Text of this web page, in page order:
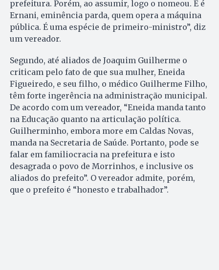
prefeitura. Porém, ao assumir, logo o nomeou. E é
Ernani, eminência parda, quem opera a máquina
pública. É uma espécie de primeiro-ministro”, diz
um vereador.
Segundo, até aliados de Joaquim Guilherme o
criticam pelo fato de que sua mulher, Eneida
Figueiredo, e seu filho, o médico Guilherme Filho,
têm forte ingerência na administração municipal.
De acordo com um vereador, “Eneida manda tanto
na Educação quanto na articulação política.
Guilherminho, embora more em Caldas Novas,
manda na Secretaria de Saúde. Portanto, pode se
falar em familiocracia na prefeitura e isto
desagrada o povo de Morrinhos, e inclusive os
aliados do prefeito”. O vereador admite, porém,
que o prefeito é “honesto e trabalhador”.